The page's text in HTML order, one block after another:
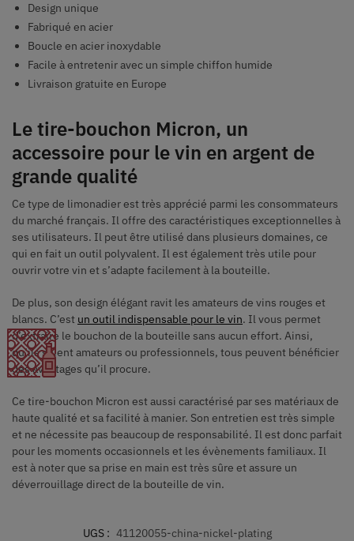
Design unique
Fabriqué en acier
Boucle en acier inoxydable
Facile à entretenir avec un simple chiffon humide
Livraison gratuite en Europe
Le tire-bouchon Micron, un
accessoire pour le vin en argent de
grande qualité
Ce type de limonadier est très apprécié parmi les consommateurs
du marché français. Il offre des caractéristiques exceptionnelles à
ses utilisateurs. Il peut être utilisé dans plusieurs domaines, ce
qui en fait un outil polyvalent. Il est également très utile pour
ouvrir votre vin et s’adapte facilement à la bouteille.
De plus, son design élégant ravit les amateurs de vins rouges et
blancs. C’est un outil indispensable pour le vin. Il vous permet
d’extraire le bouchon de la bouteille sans aucun effort. Ainsi,
qu’ils soient amateurs ou professionnels, tous peuvent bénéficier
des avantages qu’il procure.
Ce tire-bouchon Micron est aussi caractérisé par ses matériaux de
haute qualité et sa facilité à manier. Son entretien est très simple
et ne nécessite pas beaucoup de responsabilité. Il est donc parfait
pour les moments occasionnels et les évènements familiaux. Il
est à noter que sa prise en main est très sûre et assure un
déverrouillage direct de la bouteille de vin.
UGS : 41120055-china-nickel-plating